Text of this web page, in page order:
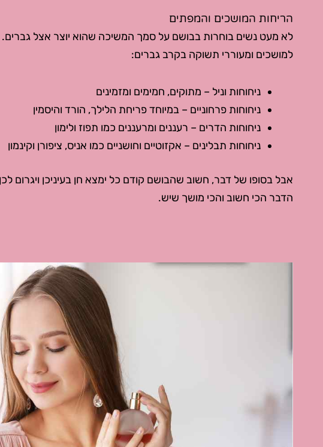
הריחות המושכים והמפתים
לא מעט נשים בוחרות בבושם על סמך המשיכה שהוא יוצר אצל
למושכים ומעוררי תשוקה בקרב גברים:
ניחוחות וניל – מתוקים, חמימים ומזמינים
ניחוחות פרחוניים – במיוחד פריחת הלילך, הורד והיסמין
ניחוחות הדרים – רעננים ומרעננים כמו תפוז ולימון
ניחוחות תבלינים – אקזוטיים וחושניים כמו אניס, ציפורן וקינמון
אבל בסופו של דבר, חשוב שהבושם קודם כל ימצא חן בעיניכן ויגרום
הדבר הכי חשוב והכי מושך שיש.